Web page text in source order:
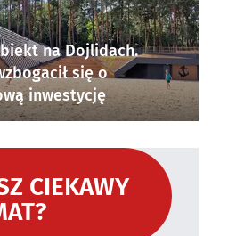
na Dojlidach.
się o
inwestycję
CIEKAWY